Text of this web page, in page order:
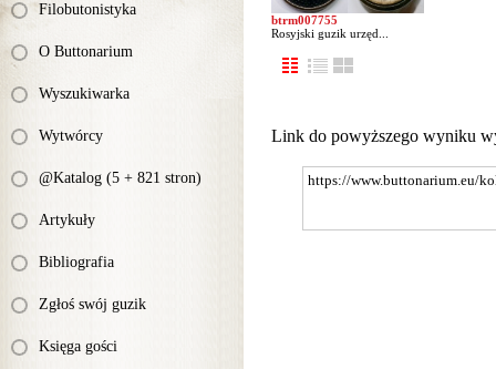
Filobutonistyka
O Buttonarium
Wyszukiwarka
Wytwórcy
@Katalog (5 + 821 stron)
Artykuły
Bibliografia
Zgłoś swój guzik
Księga gości
btrm007755
Rosyjski guzik urzęd...
Link do powyższego wyniku